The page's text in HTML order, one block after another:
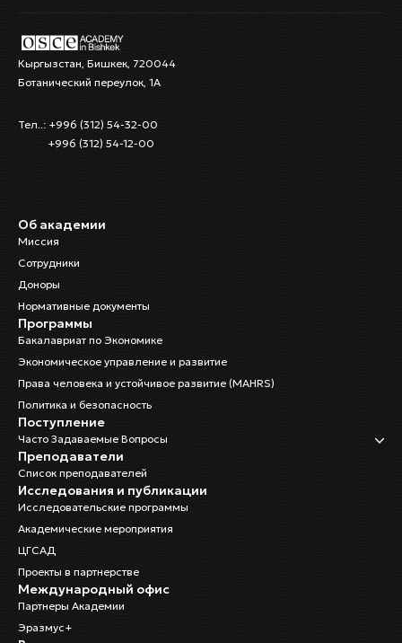
Кыргызстан, Бишкек, 720044
Ботанический переулок, 1А
Тел..: +996 (312) 54-32-00
+996 (312) 54-12-00
Об академии
Миссия
Сотрудники
Доноры
Нормативные документы
Программы
Бакалавриат по Экономике
Экономическое управление и развитие
Права человека и устойчивое развитие (MAHRS)
Политика и безопасность
Поступление
Часто Задаваемые Вопросы
Преподаватели
Список преподавателей
Исследования и публикации
Исследовательские программы
Академические мероприятия
ЦГСАД
Проекты в партнерстве
Международный офис
Партнеры Академии
Эразмус+